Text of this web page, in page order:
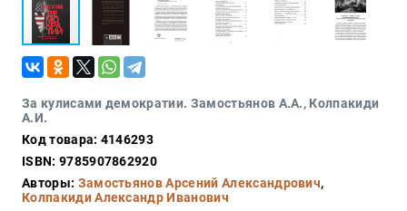
За кулисами демократии. Замостьянов А.А., Колпакиди
А.И.
Код товара: 4146293
ISBN: 9785907862920
Авторы: Замостьянов Арсений Александрович,
Колпакиди Александр Иванович
Разное
Кухня,
гастрономия,
кулинария
Закон
Красота
и